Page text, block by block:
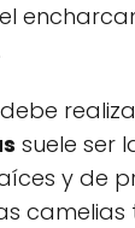
suele ser
y de